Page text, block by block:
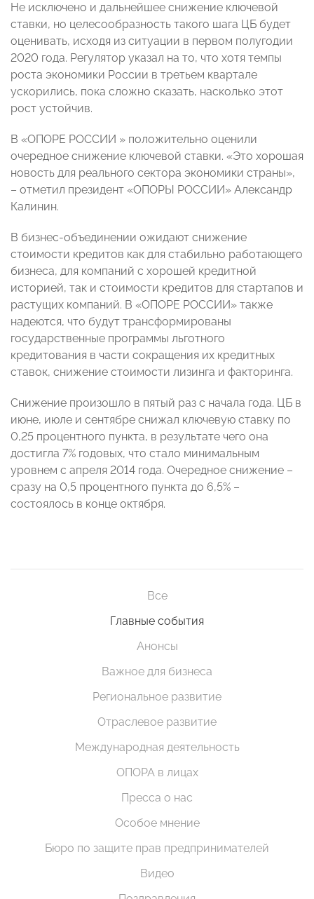
Не исключено и дальнейшее снижение ключевой
ставки, но целесообразность такого шага ЦБ будет
оценивать, исходя из ситуации в первом полугодии
2020 года. Регулятор указал на то, что хотя темпы
роста экономики России в третьем квартале
ускорились, пока сложно сказать, насколько этот
рост устойчив.
В «ОПОРЕ РОССИИ » положительно оценили
очередное снижение ключевой ставки. «Это хорошая
новость для реального сектора экономики страны»,
– отметил президент «ОПОРЫ РОССИИ» Александр
Калинин.
В бизнес-объединении ожидают снижение
стоимости кредитов как для стабильно работающего
бизнеса, для компаний с хорошей кредитной
историей, так и стоимости кредитов для стартапов и
растущих компаний. В «ОПОРЕ РОССИИ» также
надеются, что будут трансформированы
государственные программы льготного
кредитования в части сокращения их кредитных
ставок, снижение стоимости лизинга и факторинга.
Снижение произошло в пятый раз с начала года. ЦБ в
июне, июле и сентябре снижал ключевую ставку по
0,25 процентного пункта, в результате чего она
достигла 7% годовых, что стало минимальным
уровнем с апреля 2014 года. Очередное снижение –
сразу на 0,5 процентного пункта до 6,5% –
состоялось в конце октября.
Все
Главные события
Анонсы
Важное для бизнеса
Региональное развитие
Отраслевое развитие
Международная деятельность
ОПОРА в лицах
Пресса о нас
Особое мнение
Бюро по защите прав предпринимателей
Видео